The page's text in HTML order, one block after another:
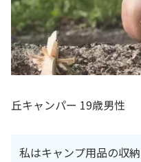
丘キャンパー 19歳男性
私はキャンプ用品の収